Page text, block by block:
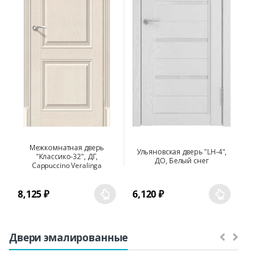
Межкомнатная дверь
"Классико-32", ДГ,
Cappuccino Veralinga
8,125₽
Ульяновская дверь "LH-4",
ДО, Белый снег
6,120₽
Двери эмалированные